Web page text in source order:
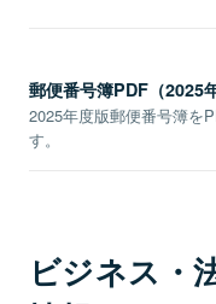
郵便番号簿PDF（2025
2025年度版郵便番号簿を
す。
ビジネス・